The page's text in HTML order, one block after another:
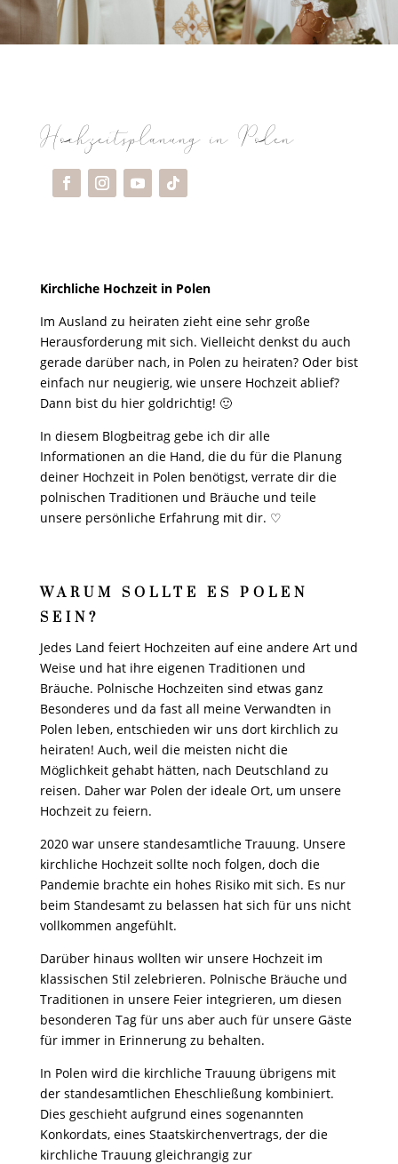
Hochzeitsplanung in Polen
Kirchliche Hochzeit in Polen
Im Ausland zu heiraten zieht eine sehr große
Herausforderung mit sich. Vielleicht denkst du auch
gerade darüber nach, in Polen zu heiraten? Oder bist
einfach nur neugierig, wie unsere Hochzeit ablief?
Dann bist du hier goldrichtig! 🙂
In diesem Blogbeitrag gebe ich dir alle
Informationen an die Hand, die du für die Planung
deiner Hochzeit in Polen benötigst, verrate dir die
polnischen Traditionen und Bräuche und teile
unsere persönliche Erfahrung mit dir. ♡
WARUM SOLLTE ES POLEN
SEIN?
Jedes Land feiert Hochzeiten auf eine andere Art und
Weise und hat ihre eigenen Traditionen und
Bräuche. Polnische Hochzeiten sind etwas ganz
Besonderes und da fast all meine Verwandten in
Polen leben, entschieden wir uns dort kirchlich zu
heiraten! Auch, weil die meisten nicht die
Möglichkeit gehabt hätten, nach Deutschland zu
reisen. Daher war Polen der ideale Ort, um unsere
Hochzeit zu feiern.
2020 war unsere standesamtliche Trauung. Unsere
kirchliche Hochzeit sollte noch folgen, doch die
Pandemie brachte ein hohes Risiko mit sich. Es nur
beim Standesamt zu belassen hat sich für uns nicht
vollkommen angefühlt.
Darüber hinaus wollten wir unsere Hochzeit im
klassischen Stil zelebrieren. Polnische Bräuche und
Traditionen in unsere Feier integrieren, um diesen
besonderen Tag für uns aber auch für unsere Gäste
für immer in Erinnerung zu behalten.
In Polen wird die kirchliche Trauung übrigens mit
der standesamtlichen Eheschließung kombiniert.
Dies geschieht aufgrund eines sogenannten
Konkordats, eines Staatskirchenvertrags, der die
kirchliche Trauung gleichrangig zur